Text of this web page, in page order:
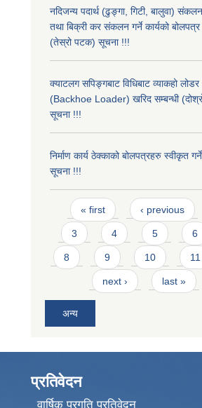
नदिजन्य पदार्थ (ढुङ्गा, गिटी, बालुवा)
तथा बिक्री कर संकलन गर्ने कार्यको बोलपत्र
(तेस्रो पटक) सूचना !!!
क्याटलग सपिङ्गबाट विधिबाट व्याकहो लोडर
(Backhoe Loader) खरिद सम्बन्धी
सूचना !!!
निर्माण कार्य ठेक्काको बोलपत्रहरु स्वीकृत
सूचना !!!
Pages
« first ‹ previous
3 4 5 6
8 9 10 11
next › last »
अन्य
प्रतिवेदन
वार्षिक प्रगति प्रतिवेदन